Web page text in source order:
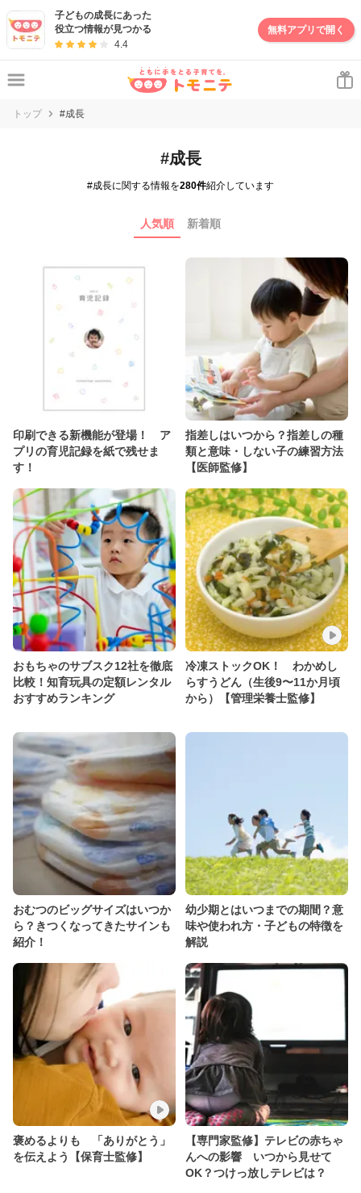
子どもの成長にあった
役立つ情報が見つかる
4.4
無料アプリで開く
トップ #成長
#成長
#成長に関する情報を280件紹介しています
人気順 新着順
印刷できる新機能が登場！ ア
プリの育児記録を紙で残せま
す！
指差しはいつから？指差しの種
類と意味・しない子の練習方法
【医師監修】
おもちゃのサブスク12社を徹底
比較！知育玩具の定額レンタル
おすすめランキング
冷凍ストックOK！ わかめし
らすうどん（生後9〜11か月頃
から）【管理栄養士監修】
おむつのビッグサイズはいつか
ら？きつくなってきたサインも
紹介！
幼少期とはいつまでの期間？意
味や使われ方・子どもの特徴を
解説
褒めるよりも 「ありがとう」
を伝えよう【保育士監修】
【専門家監修】テレビの赤ちゃ
んへの影響 いつから見せて
OK？つけっ放しテレビは？